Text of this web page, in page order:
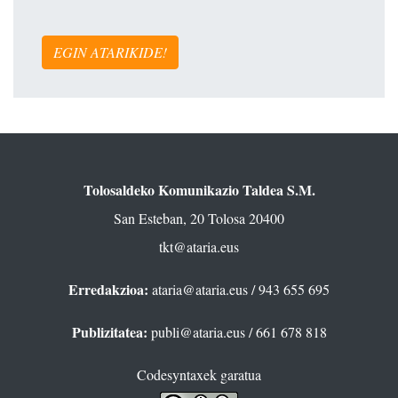
EGIN ATARIKIDE!
Tolosaldeko Komunikazio Taldea S.M.
San Esteban, 20 Tolosa 20400
tkt@ataria.eus
Erredakzioa: ataria@ataria.eus/ 943 655 695
Publizitatea: publi@ataria.eus/ 661 678 818
Codesyntaxek garatua